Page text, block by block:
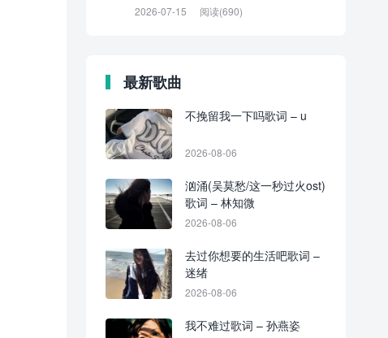
2026-07-15 阅读(690)
最新歌曲
不挽留我一下吗歌词 – u
2026-08-06
汹涌(吴莫愁/这一秒过火ost)
歌词 – 林知微
2026-08-06
去过你想要的生活吧歌词 –
迷绪
2026-08-06
我不难过歌词 – 孙燕姿